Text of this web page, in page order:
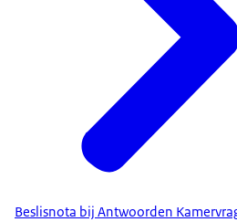
Beslisnota bij Antwoorden